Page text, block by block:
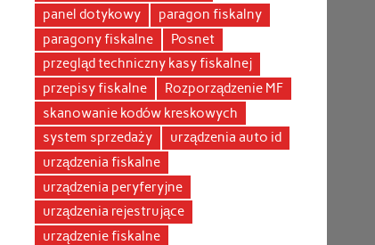
panel dotykowy
paragon fiskalny
paragony fiskalne
Posnet
przegląd techniczny kasy fiskalnej
przepisy fiskalne
Rozporządzenie MF
skanowanie kodów kreskowych
system sprzedaży
urządzenia auto id
urządzenia fiskalne
urządzenia peryferyjne
urządzenia rejestrujące
urządzenie fiskalne